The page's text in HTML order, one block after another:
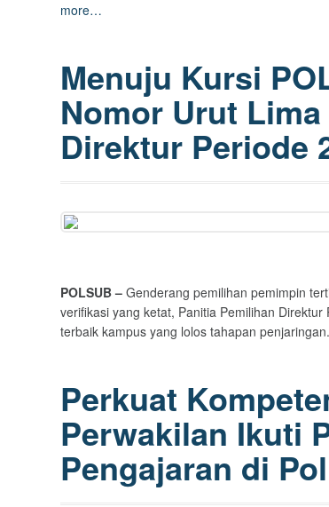
more…
Menuju Kursi
Nomor Urut
Direktur Periode
POLSUB – Genderang pemilihan pemimpin
verifikasi yang ketat, Panitia Pemilihan
terbaik kampus yang lolos tahapan penjaringan.
Perkuat
Perwakilan Ikuti
Pengajaran di